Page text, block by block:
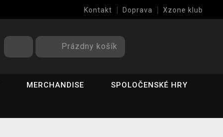
Kontakt Doprava Xzone klub
Prázdny košík
MERCHANDISE SPOLOČENSKÉ HRY